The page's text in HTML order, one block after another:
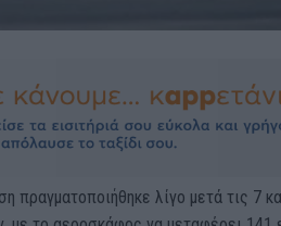
πραγματοποιήθηκε λίγο μετά τις 7